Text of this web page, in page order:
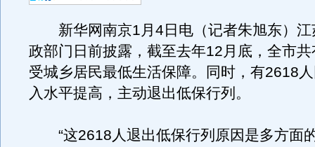
新华网南京1月4日电（记者朱旭东）江
政部门日前披露，截至去年12月底，全市
受城乡居民最低生活保障。同时，有2618
入水平提高，主动退出低保行列。
“这2618人退出低保行列原因是多方面